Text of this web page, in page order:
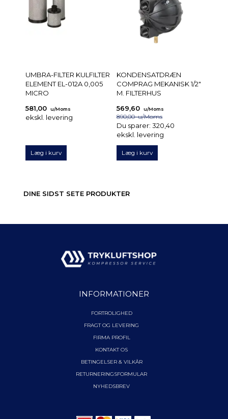
UMBRA-FILTER KULFILTER
ELEMENT EL-012A 0,005
MICRO
581,00
u/Moms
ekskl. levering
Læg i kurv
KONDENSATDRÆN
COMPRAG MEKANISK 1/2"
M. FILTERHUS
569,60
u/Moms
890,00u/Moms
Du sparer: 320,40
ekskl. levering
Læg i kurv
DINE SIDST SETE PRODUKTER
INFORMATIONER
FORTROLIGHED
FRAGT OG LEVERING
FIRMA PROFIL
KONTAKT OS
BETINGELSER & VILKÅR
RETURNERINGSFORMULAR
NYHEDSBREV